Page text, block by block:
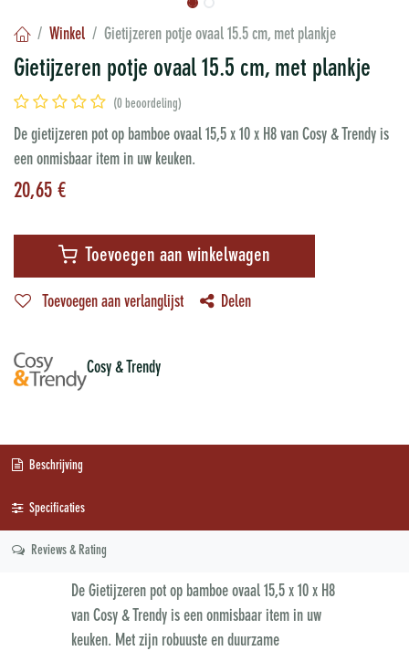
Winkel Gietijzeren potje ovaal 15.5 cm, met plankje
Gietijzeren potje ovaal 15.5 cm, met plankje
(0 beoordeling)
De gietijzeren pot op bamboe ovaal 15,5 x 10 x H8 van Cosy & Trendy is
een onmisbaar item in uw keuken.
20,65 €
Toevoegen aan winkelwagen
Toevoegen aan verlanglijst Delen
Cosy & Trendy
Beschrijving
Specificaties
Reviews & Rating
De Gietijzeren pot op bamboe ovaal 15,5 x 10 x H8
van Cosy & Trendy is een onmisbaar item in uw
keuken. Met zijn robuuste en duurzame